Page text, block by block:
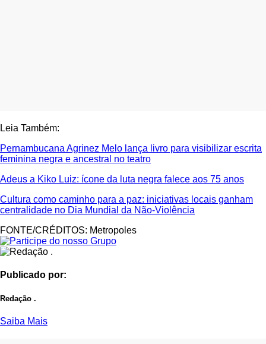
Leia Também:
Pernambucana Agrinez Melo lança livro para visibilizar escrita
feminina negra e ancestral no teatro
Adeus a Kiko Luiz: ícone da luta negra falece aos 75 anos
Cultura como caminho para a paz: iniciativas locais ganham
centralidade no Dia Mundial da Não-Violência
FONTE/CRÉDITOS: Metropoles
Publicado por:
Redação .
Saiba Mais